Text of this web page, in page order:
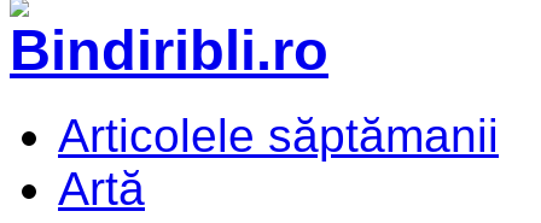
Articolele săptămanii
Artă